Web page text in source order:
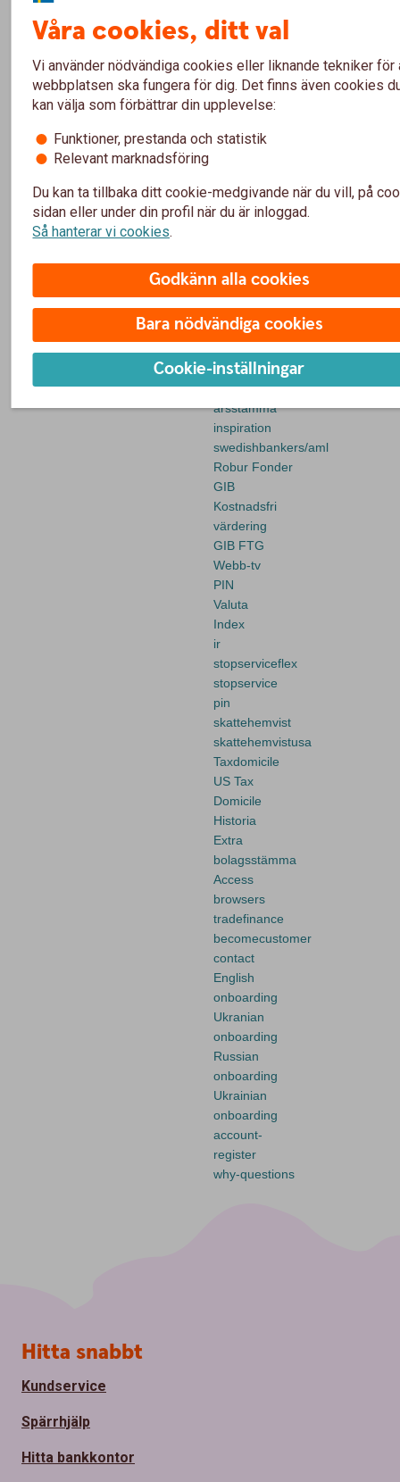
lonekopia
mobildemo
mortgage
robur
sma
sparbanksalliansen
spintab
vetlanda
platinum
betalochkreditkortmastercard
gib-kort-
varakort
arsstamma
inspiration
swedishbankers/aml
Robur Fonder
GIB
Kostnadsfri
värdering
GIB FTG
Webb-tv
PIN
Valuta
Index
ir
stopserviceflex
stopservice
pin
skattehemvist
skattehemvistusa
Taxdomicile
US Tax
Domicile
Historia
Extra
bolagsstämma
Access
browsers
tradefinance
becomecustomer
contact
English
onboarding
Ukranian
onboarding
Russian
onboarding
Ukrainian
onboarding
account-
register
why-questions
Våra cookies, ditt val
Vi använder nödvändiga cookies eller liknande tekniker för
webbplatsen ska fungera för dig. Det finns även cookies
kan välja som förbättrar din upplevelse:
Funktioner, prestanda och statistik
Relevant marknadsföring
Du kan ta tillbaka ditt cookie-medgivande när du vill, på
sidan eller under din profil när du är inloggad.
Så hanterar vi cookies.
Godkänn alla cookies
Bara nödvändiga cookies
Cookie-inställningar
S
i
d
o
t
Hitta snabbt
Kundservice
Spärrhjälp
Hitta bankkontor